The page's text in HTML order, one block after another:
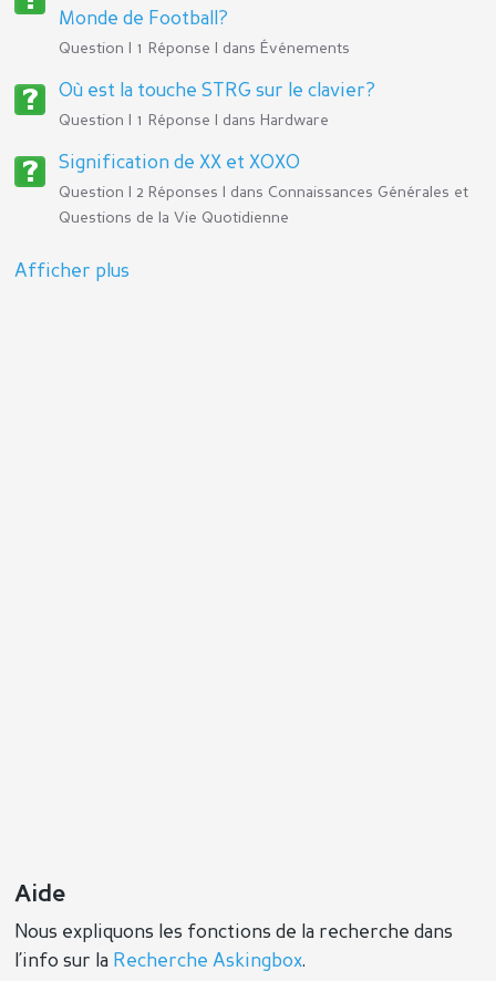
Monde de Football?
Question | 1 Réponse | dans Événements
Où est la touche STRG sur le clavier?
Question | 1 Réponse | dans Hardware
Signification de XX et XOXO
Question | 2 Réponses | dans Connaissances Générales et
Questions de la Vie Quotidienne
Afficher plus
Aide
Nous expliquons les fonctions de la recherche dans
l’info sur la Recherche Askingbox.